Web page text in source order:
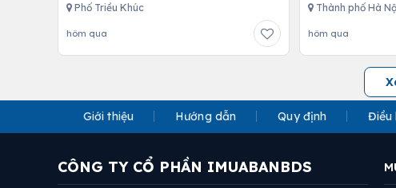
Phố Triều Khúc
hôm qua
Thành phố Hà
hôm qua
Giới thiệu Hướng dẫn Quy định Điều
CÔNG TY CỔ PHẦN IMUABANBDS